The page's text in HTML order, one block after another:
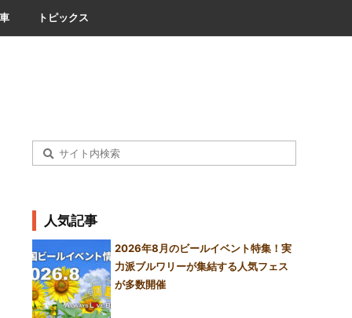
トピックス
人気記事
2026年8月のビールイベント特集！実
力派ブルワリーが集結する人気フェス
が多数開催